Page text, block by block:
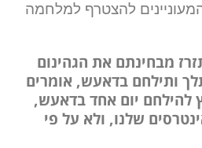
להצטרף למלחמה
מבחינתם את הגהינום
ותילחם בדאעש, אומרים
להילחם יום אחד בדאעש,
שלנו, ולא על פי